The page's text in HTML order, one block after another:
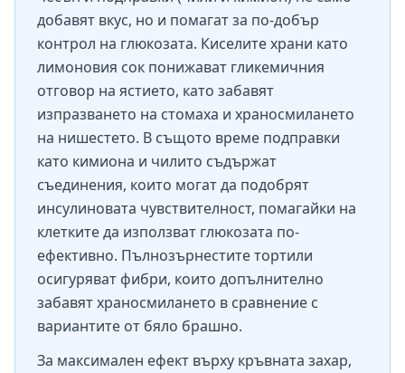
добавят вкус, но и помагат за по-добър
контрол на глюкозата. Киселите храни като
лимоновия сок понижават гликемичния
отговор на ястието, като забавят
изпразването на стомаха и храносмилането
на нишестето. В същото време подправки
като кимиона и чилито съдържат
съединения, които могат да подобрят
инсулиновата чувствителност, помагайки на
клетките да използват глюкозата по-
ефективно. Пълнозърнестите тортили
осигуряват фибри, които допълнително
забавят храносмилането в сравнение с
вариантите от бяло брашно.
За максимален ефект върху кръвната захар,